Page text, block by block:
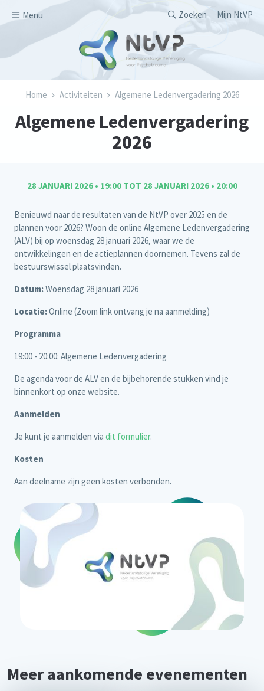
Menu
Secondary
Zoeken Mijn NtVP
Kruimelpad
Home Activiteiten Algemene Ledenvergadering 2026
Algemene Ledenvergadering
2026
28 JANUARI 2026 • 19:00TOT 28 JANUARI 2026 • 20:00
Benieuwd naar de resultaten van de NtVP over 2025 en de
plannen voor 2026? Woon de online Algemene Ledenvergadering
(ALV) bij op woensdag 28 januari 2026, waar we de
ontwikkelingen en de actieplannen doornemen. Tevens zal de
bestuurswissel plaatsvinden.
Datum:Woensdag 28 januari 2026
Locatie:Online (Zoom link ontvang je na aanmelding)
Programma
19:00 - 20:00: Algemene Ledenvergadering
De agenda voor de ALV en de bijbehorende stukken vind je
binnenkort op onze website.
Aanmelden
Je kunt je aanmelden via dit formulier.
Kosten
Aan deelname zijn geen kosten verbonden.
Meer aankomende evenementen